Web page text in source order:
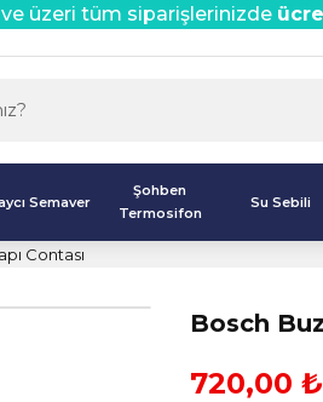
ve üzeri tüm siparişlerinizde
Semaver
Şohben
Termosifon
Su Sebili
Contası
Bosch
720,00 ₺